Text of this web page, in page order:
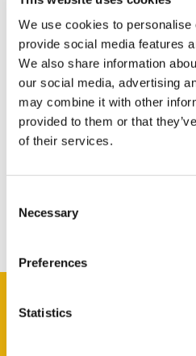
We use cookies to personalise
provide social media features
We also share information
our social media, advertising
may combine it with other
provided to them or that
of their services.
Selection
Necessary
Preferences
Statistics
Boek nu!